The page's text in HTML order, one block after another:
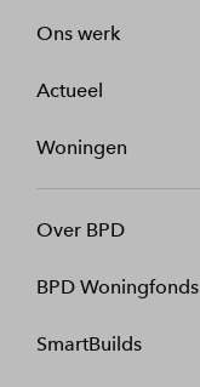
Ons werk
Actueel
Woningen
Over BPD
BPD Woningfonds
SmartBuilds